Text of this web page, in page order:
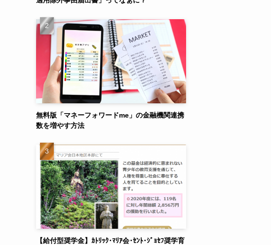
無料版「マネーフォワードme」の金融機関連携
数を増やす方法
【給付型奨学金】ｶﾄﾘｯｸ･ﾏﾘｱ会･ｾﾝﾄ･ｼﾞｮｾﾌ奨学育